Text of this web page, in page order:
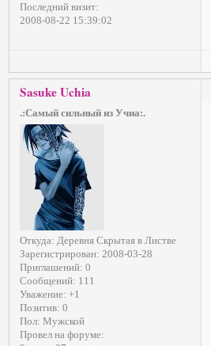
Последний визит:
2008-08-22 15:39:02
Sasuke Uchia
.:Самый сильный из Учиа:.
Откуда: Деревня Скрытая в Листве
Зарегистрирован: 2008-03-28
Приглашений: 0
Сообщений: 111
Уважение: +1
Позитив: 0
Пол: Мужской
Провел на форуме: